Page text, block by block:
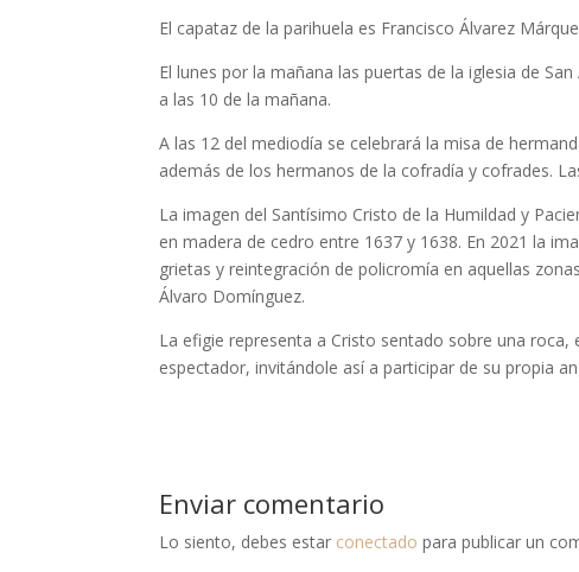
El capataz de la parihuela es Francisco Álvarez
El lunes por la mañana las puertas de la iglesia de
a las 10 de la mañana.
A las 12 del mediodía se celebrará la misa de
además de los hermanos de la cofradía y cofrades.
La imagen del Santísimo Cristo de la Humildad y
en madera de cedro entre 1637 y 1638. En 2021 la
grietas y reintegración de policromía en aquellas
Álvaro Domínguez.
La efigie representa a Cristo sentado sobre una
espectador, invitándole así a participar de su propia
Enviar comentario
Lo siento, debes estar conectado para publicar un